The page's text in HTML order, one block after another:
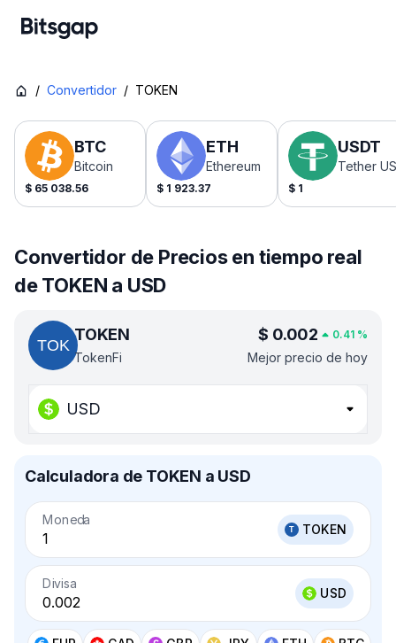
/ Convertidor / TOKEN
BTC
Bitcoin
$ 65 038.56
ETH
Ethereum
$ 1 923.37
USDT
Tether
$ 1
Convertidor de Precios en tiempo real
de TOKEN a USD
TOKEN
TokenFi
$ 0.002 0.41 %
Mejor precio de hoy
USD
Calculadora de TOKEN a USD
Moneda
TOKEN
Divisa
USD